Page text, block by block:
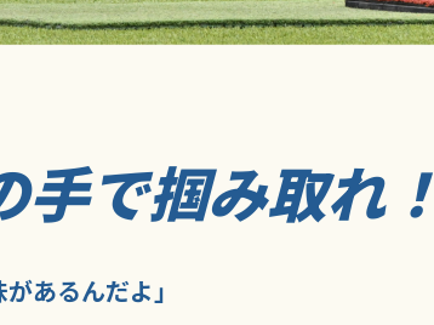
手で掴み取れ！
があるんだよ」